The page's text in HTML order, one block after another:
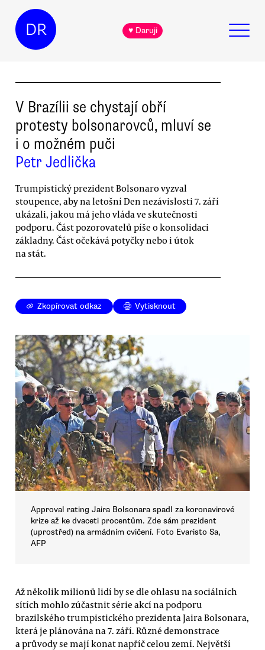
DR ♥ Daruji
V Brazílii se chystají obří
protesty bolsonarovců, mluví se
i o možném puči
Petr Jedlička
Trumpistický prezident Bolsonaro vyzval
stoupence, aby na letošní Den nezávislosti 7. září
ukázali, jakou má jeho vláda ve skutečnosti
podporu. Část pozorovatelů píše o konsolidaci
základny. Část očekává potyčky nebo i útok
na stát.
Zkopírovat odkaz Vytisknout
Approval rating Jaira Bolsonara spadl za koronavirové
krize až ke dvaceti procentům. Zde sám prezident
(uprostřed) na armádním cvičení. Foto Evaristo Sa,
AFP
Až několik milionů lidí by se dle ohlasu na sociálních
sítích mohlo zúčastnit série akcí na podporu
brazilského trumpistického prezidenta Jaira Bolsonara,
která je plánována na 7. září. Různé demonstrace
a průvody se mají konat napříč celou zemí. Největší